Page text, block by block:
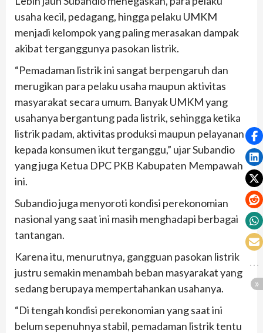
usaha kecil, pedagang, hingga pelaku UMKM
menjadi kelompok yang paling merasakan dampak
akibat terganggunya pasokan listrik.
“Pemadaman listrik ini sangat berpengaruh dan
merugikan para pelaku usaha maupun aktivitas
masyarakat secara umum. Banyak UMKM yang
usahanya bergantung pada listrik, sehingga ketika
listrik padam, aktivitas produksi maupun pelayanan
kepada konsumen ikut terganggu,” ujar Subandio
yang juga Ketua DPC PKB Kabupaten Mempawah
ini.
Subandio juga menyoroti kondisi perekonomian
nasional yang saat ini masih menghadapi berbagai
tantangan.
Karena itu, menurutnya, gangguan pasokan listrik
justru semakin menambah beban masyarakat yang
sedang berupaya mempertahankan usahanya.
“Di tengah kondisi perekonomian yang saat ini
belum sepenuhnya stabil, pemadaman listrik tentu